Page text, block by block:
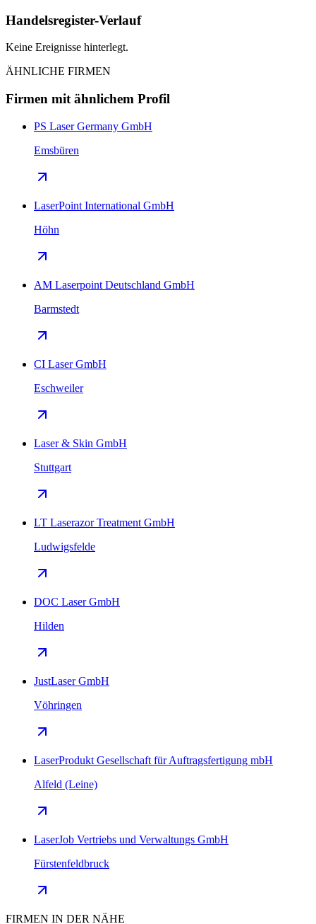
Handelsregister-Verlauf
Keine Ereignisse hinterlegt.
ÄHNLICHE FIRMEN
Firmen mit ähnlichem Profil
PS Laser Germany GmbH
Emsbüren
LaserPoint International GmbH
Höhn
AM Laserpoint Deutschland GmbH
Barmstedt
CI Laser GmbH
Eschweiler
Laser & Skin GmbH
Stuttgart
LT Laserazor Treatment GmbH
Ludwigsfelde
DOC Laser GmbH
Hilden
JustLaser GmbH
Vöhringen
LaserProdukt Gesellschaft für Auftragsfertigung mbH
Alfeld (Leine)
LaserJob Vertriebs und Verwaltungs GmbH
Fürstenfeldbruck
FIRMEN IN DER NÄHE